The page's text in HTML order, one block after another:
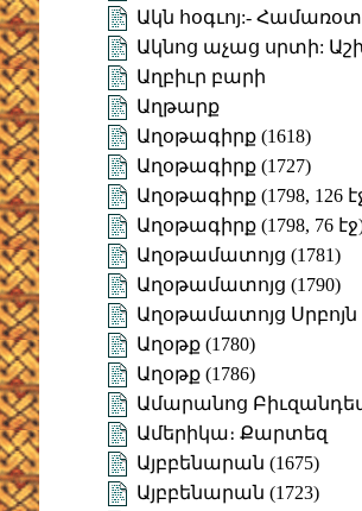
Ակն հօգւոյ:-
Ակնոց աչաց սրտի:
Աղբիւր բարի
Աղթարք
Աղօթագիրք (1618)
Աղօթագիրք (1727)
Աղօթագիրք (1798, 126
Աղօթագիրք (1798, 76
Աղօթամատոյց (1781)
Աղօթամատոյց (1790)
Աղօթամատոյց
Աղօթք (1780)
Աղօթք (1786)
Ամարանոց
Ամերիկա։ Քարտեզ
Այբբենարան (1675)
Այբբենարան (1723)